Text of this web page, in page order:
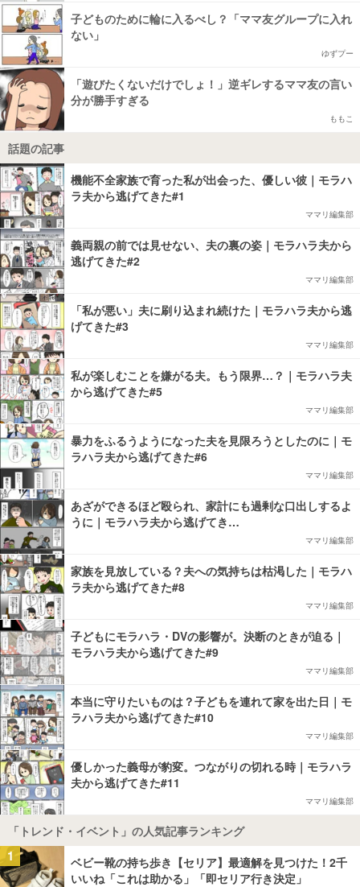
子どものために輪に入るべし？「ママ友グループに入れ
ない」
ゆずプー
「遊びたくないだけでしょ！」逆ギレするママ友の言い
分が勝手すぎる
ももこ
話題の記事
機能不全家族で育った私が出会った、優しい彼｜モラハ
ラ夫から逃げてきた#1
ママリ編集部
義両親の前では見せない、夫の裏の姿｜モラハラ夫から
逃げてきた#2
ママリ編集部
「私が悪い」夫に刷り込まれ続けた｜モラハラ夫から逃
げてきた#3
ママリ編集部
私が楽しむことを嫌がる夫。もう限界…？｜モラハラ夫
から逃げてきた#5
ママリ編集部
暴力をふるうようになった夫を見限ろうとしたのに｜モ
ラハラ夫から逃げてきた#6
ママリ編集部
あざができるほど殴られ、家計にも過剰な口出しするよ
うに｜モラハラ夫から逃げてき…
ママリ編集部
家族を見放している？夫への気持ちは枯渇した｜モラハ
ラ夫から逃げてきた#8
ママリ編集部
子どもにモラハラ・DVの影響が。決断のときが迫る｜
モラハラ夫から逃げてきた#9
ママリ編集部
本当に守りたいものは？子どもを連れて家を出た日｜モ
ラハラ夫から逃げてきた#10
ママリ編集部
優しかった義母が豹変。つながりの切れる時｜モラハラ
夫から逃げてきた#11
ママリ編集部
「トレンド・イベント」の人気記事ランキング
1
ベビー靴の持ち歩き【セリア】最適解を見つけた！2千
いいね「これは助かる」「即セリア行き決定」